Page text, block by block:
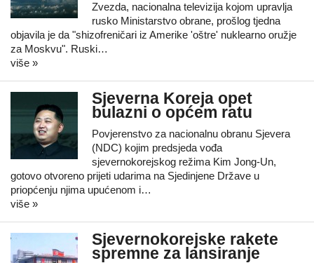
Zvezda, nacionalna televizija kojom upravlja
rusko Ministarstvo obrane, prošlog tjedna
objavila je da "shizofreničari iz Amerike 'oštre' nuklearno oružje
za Moskvu". Ruski…
više »
Sjeverna Koreja opet
bulazni o općem ratu
Povjerenstvo za nacionalnu obranu Sjevera
(NDC) kojim predsjeda vođa
sjevernokorejskog režima Kim Jong-Un,
gotovo otvoreno prijeti udarima na Sjedinjene Države u
priopćenju njima upućenom i…
više »
Sjevernokorejske rakete
spremne za lansiranje